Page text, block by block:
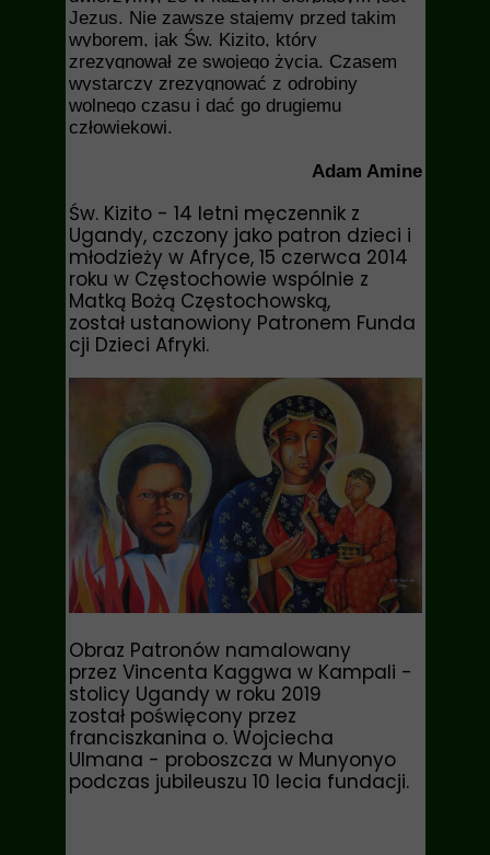
Jezus. Nie zawsze stajemy przed takim
wyborem, jak Św. Kizito, który
zrezygnował ze swojego życia. Czasem
wystarczy zrezygnować z odrobiny
wolnego czasu i dać go drugiemu
człowiekowi.
Adam Amine
Św. Kizito - 14 letni męczennik z
Ugandy, czczony jako patron dzieci i
młodzieży w Afryce, 15 czerwca 2014
roku w Częstochowie wspólnie z
Matką Bożą Częstochowską,
został ustanowiony Patronem Funda
cji Dzieci Afryki.
Obraz Patronów namalowany
przez Vincenta Kaggwa w Kampali -
stolicy Ugandy w roku 2019
został poświęcony przez
franciszkanina o. Wojciecha
Ulmana - proboszcza w Munyonyo
podczas jubileuszu 10 lecia fundacji.